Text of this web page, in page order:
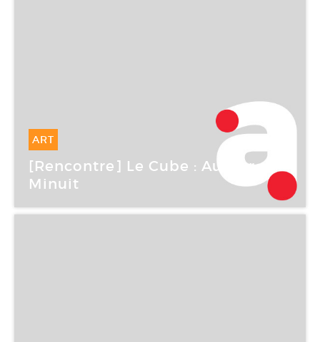
ART
16 Mar -16 Mar 2006
[Rencontre] Le Cube : Autour de
Minuit